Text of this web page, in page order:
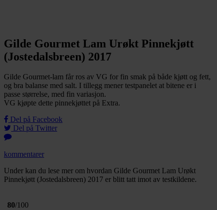
Gilde Gourmet Lam Urøkt Pinnekjøtt
(Jostedalsbreen) 2017
Gilde Gourmet-lam får ros av VG for fin smak på både kjøtt og fett,
og bra balanse med salt. I tillegg mener testpanelet at bitene er i
passe størrelse, med fin variasjon.
VG kjøpte dette pinnekjøttet på Extra.
Del på Facebook
Del på Twitter
kommentarer
Under kan du lese mer om hvordan Gilde Gourmet Lam Urøkt
Pinnekjøtt (Jostedalsbreen) 2017 er blitt tatt imot av testkildene.
80/100